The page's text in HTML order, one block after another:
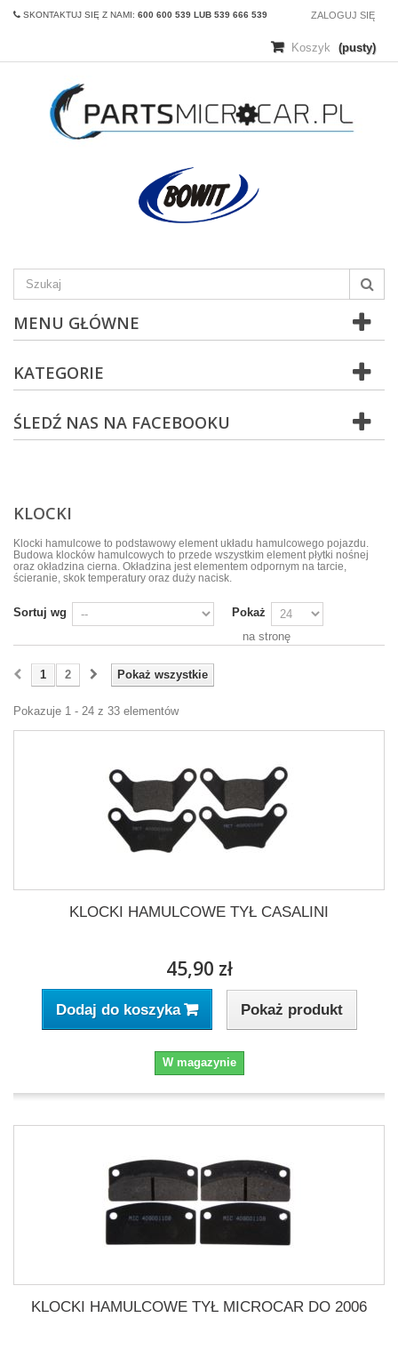
SKONTAKTUJ SIĘ Z NAMI: 600 600 539 LUB 539 666 539 ZALOGUJ SIĘ
Koszyk (pusty)
MENU GŁÓWNE
KATEGORIE
ŚLEDŹ NAS NA FACEBOOKU
KLOCKI
Klocki hamulcowe to podstawowy element układu hamulcowego pojazdu.
Budowa klocków hamulcowych to przede wszystkim element płytki nośnej
oraz okładzina cierna. Okładzina jest elementem odpornym na tarcie,
ścieranie, skok temperatury oraz duży nacisk.
Sortuj wg
Pokaż
na stronę
Pokaż wszystkie
1 2
Pokazuje 1 - 24 z 33 elementów
KLOCKI HAMULCOWE TYŁ CASALINI
45,90 zł
Dodaj do koszyka Pokaż produkt
W magazynie
KLOCKI HAMULCOWE TYŁ MICROCAR DO 2006